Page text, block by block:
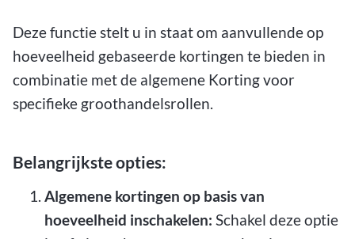
Deze functie stelt u in staat om aanvullende op
hoeveelheid gebaseerde kortingen te bieden in
combinatie met de algemene Korting voor
specifieke groothandelsrollen.
Belangrijkste opties:
Algemene kortingen op basis van
hoeveelheid inschakelen: Schakel deze optie